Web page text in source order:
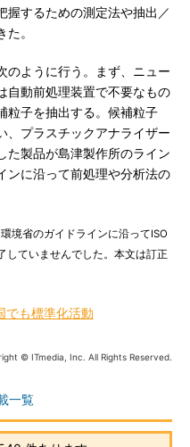
握するための測定法や抽出／
。
ように行う。まず、ニュー
自動前処理装置で不要なもの
粒子を抽出する。候補粒子
、プラスチックアナライザー
た製品が島津製作所のライン
ンに沿って前処理や分析法の
境省のガイドラインに沿ってISO
していませんでした。本文は訂正
でも標準化活動
© ITmedia, Inc. All Rights Reserved.
一覧